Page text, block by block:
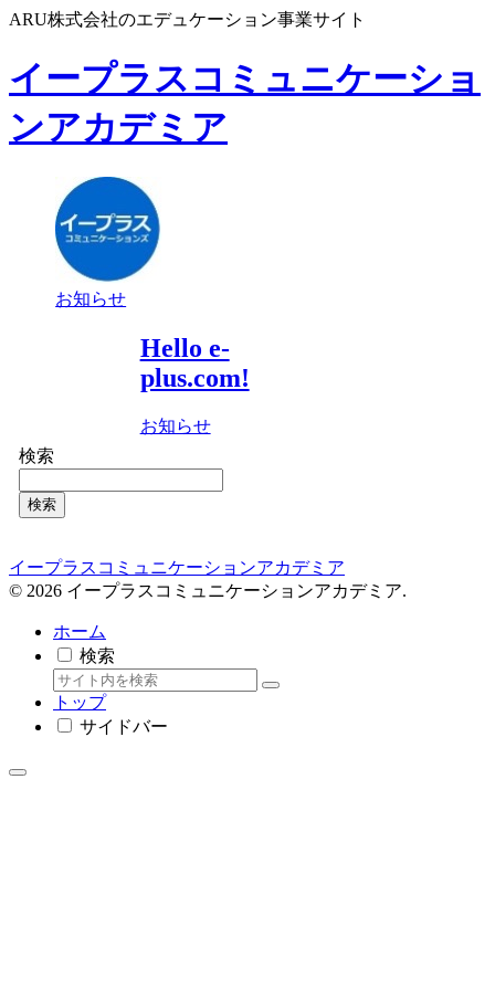
ARU株式会社のエデュケーション事業サイト
イープラスコミュニケーショ
ンアカデミア
お知らせ
Hello e-
plus.com!
お知らせ
検索
検索
イープラスコミュニケーションアカデミア
© 2026 イープラスコミュニケーションアカデミア.
ホーム
検索
トップ
サイドバー